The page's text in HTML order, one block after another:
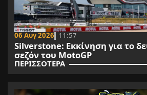
06 Αυγ 2026 11:57
Silverstone: Εκκίνηση για το
σεζόν του MotoGP
ΠΕΡΙΣΣΟΤΕΡΑ